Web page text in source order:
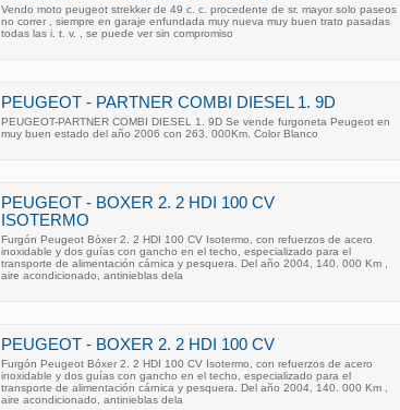
Vendo moto peugeot strekker de 49 c. c. procedente de sr. mayor solo paseos
no correr , siempre en garaje enfundada muy nueva muy buen trato pasadas
todas las i. t. v. , se puede ver sin compromiso
PEUGEOT - PARTNER COMBI DIESEL 1. 9D
PEUGEOT-PARTNER COMBI DIESEL 1. 9D Se vende furgoneta Peugeot en
muy buen estado del año 2006 con 263. 000Km. Color Blanco
PEUGEOT - BOXER 2. 2 HDI 100 CV
ISOTERMO
Furgón Peugeot Bóxer 2. 2 HDI 100 CV Isotermo, con refuerzos de acero
inoxidable y dos guías con gancho en el techo, especializado para el
transporte de alimentación cárnica y pesquera. Del año 2004, 140. 000 Km ,
aire acondicionado, antinieblas dela
PEUGEOT - BOXER 2. 2 HDI 100 CV
Furgón Peugeot Bóxer 2. 2 HDI 100 CV Isotermo, con refuerzos de acero
inoxidable y dos guías con gancho en el techo, especializado para el
transporte de alimentación cárnica y pesquera. Del año 2004, 140. 000 Km ,
aire acondicionado, antinieblas dela